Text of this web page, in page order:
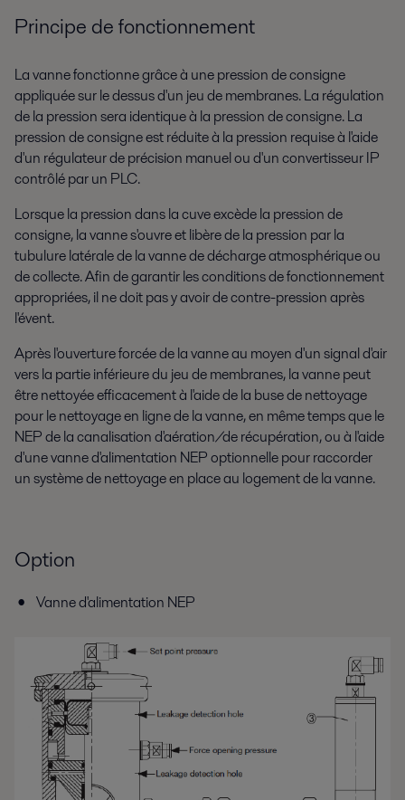
Principe de fonctionnement
La vanne fonctionne grâce à une pression de consigne
appliquée sur le dessus d'un jeu de membranes. La régulation
de la pression sera identique à la pression de consigne. La
pression de consigne est réduite à la pression requise à l'aide
d'un régulateur de précision manuel ou d'un convertisseur IP
contrôlé par un PLC.
Lorsque la pression dans la cuve excède la pression de
consigne, la vanne s'ouvre et libère de la pression par la
tubulure latérale de la vanne de décharge atmosphérique ou
de collecte. Afin de garantir les conditions de fonctionnement
appropriées, il ne doit pas y avoir de contre-pression après
l'évent.
Après l'ouverture forcée de la vanne au moyen d'un signal d'air
vers la partie inférieure du jeu de membranes, la vanne peut
être nettoyée efficacement à l'aide de la buse de nettoyage
pour le nettoyage en ligne de la vanne, en même temps que le
NEP de la canalisation d'aération/de récupération, ou à l'aide
d'une vanne d'alimentation NEP optionnelle pour raccorder
un système de nettoyage en place au logement de la vanne.
Option
Vanne d'alimentation NEP